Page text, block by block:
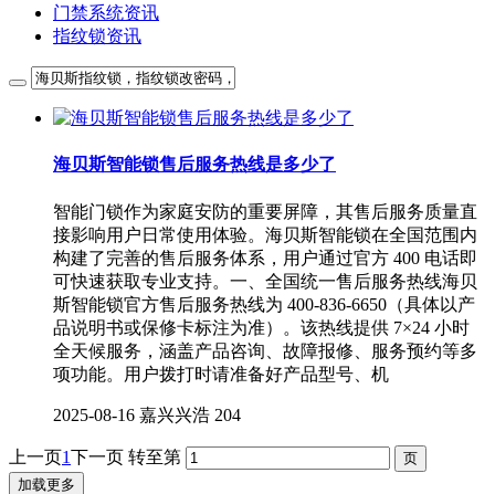
门禁系统资讯
指纹锁资讯
海贝斯智能锁售后服务热线是多少了
智能门锁作为家庭安防的重要屏障，其售后服务质量直
接影响用户日常使用体验。海贝斯智能锁在全国范围内
构建了完善的售后服务体系，用户通过官方 400 电话即
可快速获取专业支持。一、全国统一售后服务热线海贝
斯智能锁官方售后服务热线为 400-836-6650（具体以产
品说明书或保修卡标注为准）。该热线提供 7×24 小时
全天候服务，涵盖产品咨询、故障报修、服务预约等多
项功能。用户拨打时请准备好产品型号、机
2025-08-16 嘉兴兴浩 204
上一页1下一页 转至第
加载更多